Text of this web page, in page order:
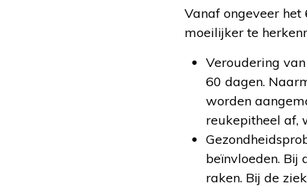
Vanaf ongeveer
moeilijker te
Veroudering
60 dagen.
worden
reukepitheel af,
beïnvloeden. Bij
raken. Bij de